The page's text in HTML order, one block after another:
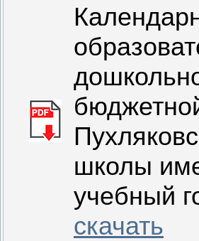
школы
учебный
скачать